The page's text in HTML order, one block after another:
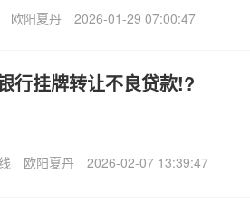
欧阳夏丹 2026-01-29 07:00:47
行挂牌转让不良贷款!?
欧阳夏丹 2026-02-07 13:39:47